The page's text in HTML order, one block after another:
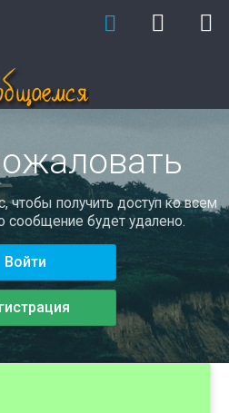
чтобы получить доступ ко всем
сообщение будет удалено.
Войти